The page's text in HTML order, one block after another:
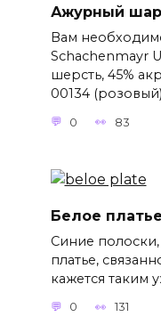
Ажурный
Вам
Schachenmayr
шерсть, 45%
00134
0 83
Белое платье
Синие полоски,
платье,
кажется таким
0 131